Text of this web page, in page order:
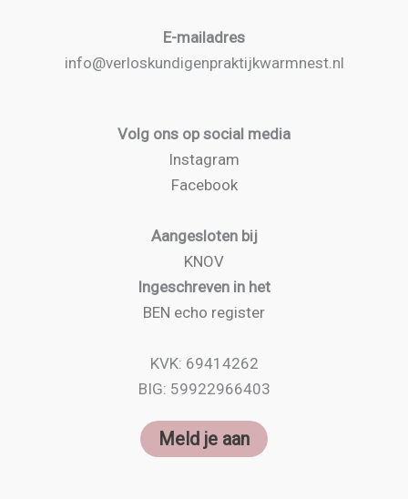
E-mailadres
info@verloskundigenpraktijkwarmnest.nl
Volg ons op social media
Instagram
Facebook
Aangesloten bij
KNOV
Ingeschreven in het
BEN echo register
KVK: 69414262
BIG: 59922966403
Meld je aan